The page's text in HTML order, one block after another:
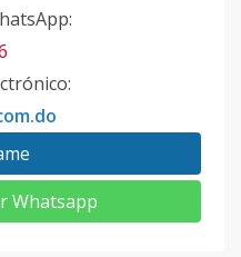
:
:
Whatsapp